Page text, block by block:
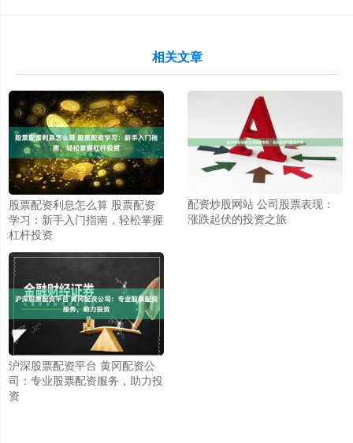
相关文章
股票配资利息怎么算 股票配资
学习：新手入门指南，轻松掌握
杠杆投资
配资炒股网站 公司股票表现：
涨跌起伏的投资之旅
沪深股票配资平台 黄冈配资公
司：专业股票配资服务，助力投
资